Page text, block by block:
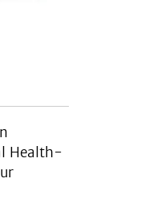
Health-